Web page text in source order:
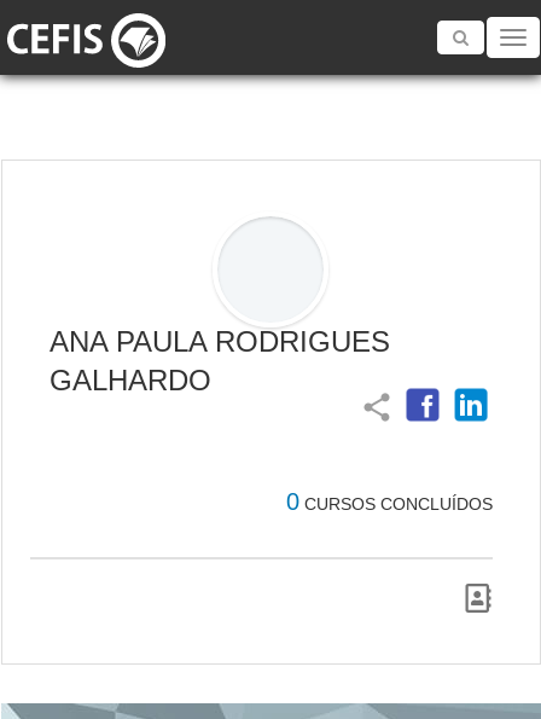
Toggle
ANA PAULA RODRIGUES
GALHARDO
share
0 CURSOS CONCLUÍDOS